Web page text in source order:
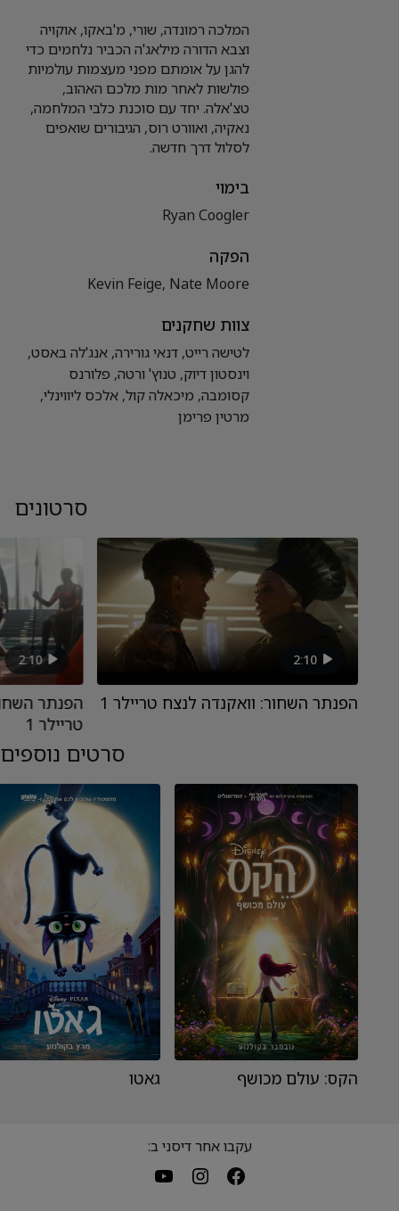
המלכה רמונדה, שורי, מ'באקו, אוקויה
וצבא הדורה מילאג'ה הכביר נלחמים כדי
להגן על אומתם מפני מעצמות עולמיות
פולשות לאחר מות מלכם האהוב,
טצ'אלה. יחד עם סוכנת כלבי המלחמה,
נאקיה, ואוורט רוס, הגיבורים שואפים
לסלול דרך חדשה.
בימוי
Ryan Coogler
הפקה
Kevin Feige, Nate Moore
צוות שחקנים
לטישה רייט, דנאי גורירה, אנג'לה באסט,
וינסטון דיוק, טנוץ' ורטה, פלורנס
קסומבה, מיכאלה קול, אלכס ליווינלי,
מרטין פרימן
סרטונים
2:10
הפנתר השחור: וואקנדה לנצח טריילר 1
2:10
הפנתר
טריילר 1
סרטים נוספים
הקס: עולם מכושף גאטו
עקבו אחר דיסני ב: